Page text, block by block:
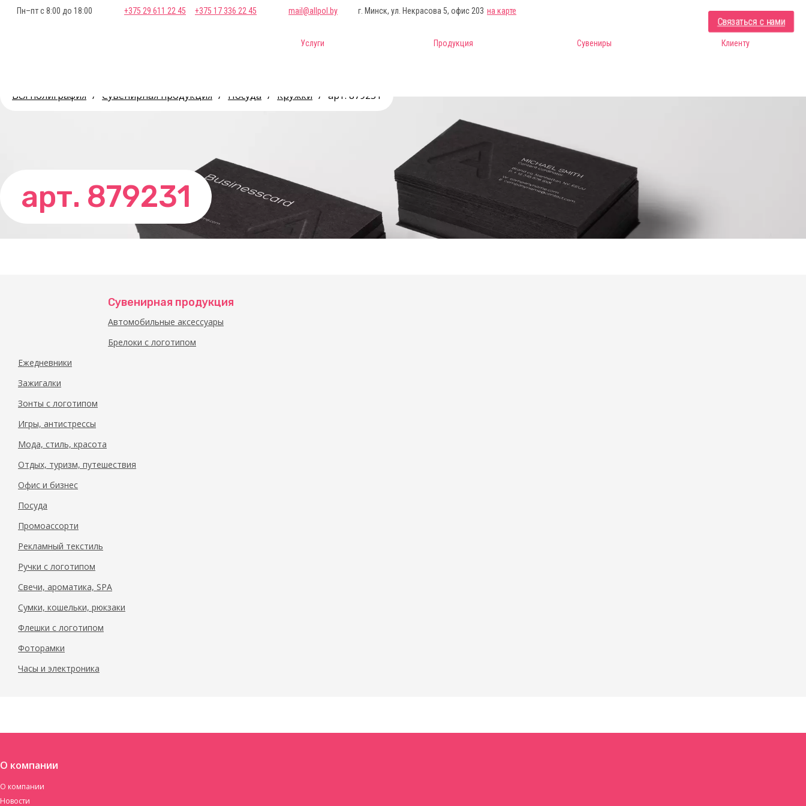
Пн–пт с 8:00 до 18:00 +375 29 611 22 45 +375 17 336 22 45 mail@allpol.by г. Минск, ул. Некрасова 5, офис 203 на карте
Услуги Продукция Сувениры Клиенту
Связаться с нами
Вся полиграфия / Сувенирная продукция / Посуда / Кружки / арт. 879231
арт. 879231
Сувенирная продукция
Автомобильные аксессуары
Брелоки с логотипом
Ежедневники
Зажигалки
Зонты с логотипом
Игры, антистрессы
Мода, стиль, красота
Отдых, туризм, путешествия
Офис и бизнес
Посуда
Промоассорти
Рекламный текстиль
Ручки с логотипом
Свечи, ароматика, SPA
Сумки, кошельки, рюкзаки
Флешки с логотипом
Фоторамки
Часы и электроника
О компании
О компании
Новости